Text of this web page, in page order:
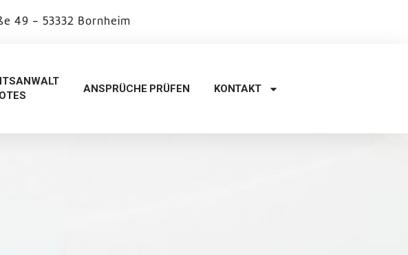
49 - 53332 Bornheim
ANSPRÜCHE PRÜFEN KONTAKT